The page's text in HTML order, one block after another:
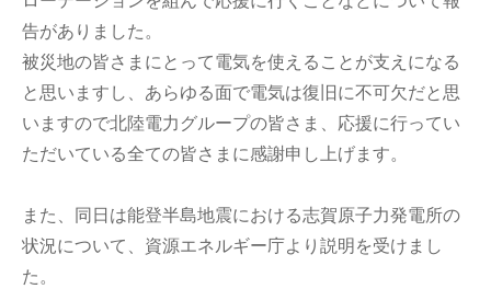
告がありました。
被災地の皆さまにとって電気を使えることが支えになる
と思いますし、あらゆる面で電気は復旧に不可欠だと思
いますので北陸電力グループの皆さま、応援に行ってい
ただいている全ての皆さまに感謝申し上げます。
また、同日は能登半島地震における志賀原子力発電所の
状況について、資源エネルギー庁より説明を受けまし
た。